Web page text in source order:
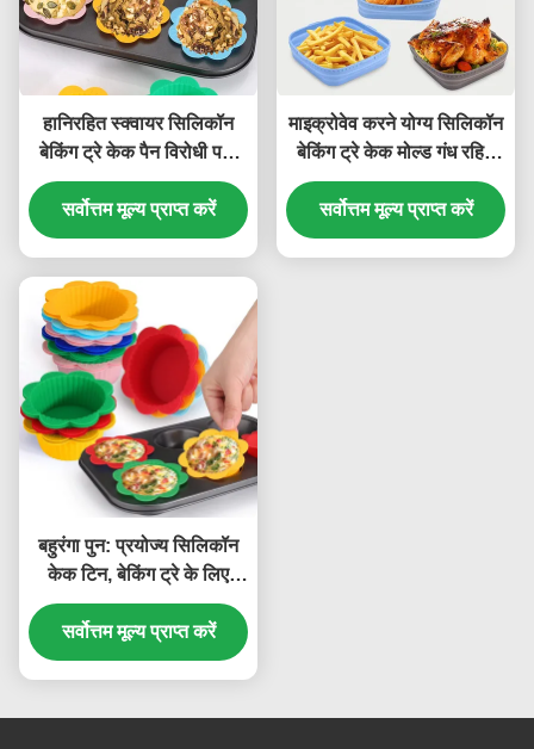
हानिरहित स्क्वायर सिलिकॉन
बेकिंग ट्रे केक पैन विरोधी पर्ची
टिकाऊ
सर्वोत्तम मूल्य प्राप्त करें
माइक्रोवेव करने योग्य सिलिकॉन
बेकिंग ट्रे केक मोल्ड गंध रहित
व्यावहारिक
सर्वोत्तम मूल्य प्राप्त करें
बहुरंगा पुन: प्रयोज्य सिलिकॉन
केक टिन, बेकिंग ट्रे के लिए
टिकाऊ सिलिकॉन लाइनर
सर्वोत्तम मूल्य प्राप्त करें